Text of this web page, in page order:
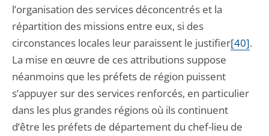
l’organisation des services déconcentrés et la
répartition des missions entre eux, si des
circonstances locales leur paraissent le justifier[40].
La mise en œuvre de ces attributions suppose
néanmoins que les préfets de région puissent
s’appuyer sur des services renforcés, en particulier
dans les plus grandes régions où ils continuent
d’être les préfets de département du chef-lieu de